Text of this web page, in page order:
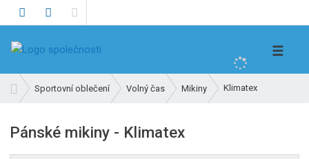
h
d
a
☰
v
d
Sportovní oblečení Volný čas Mikiny Klimatex
Pánské mikiny - Klimatex